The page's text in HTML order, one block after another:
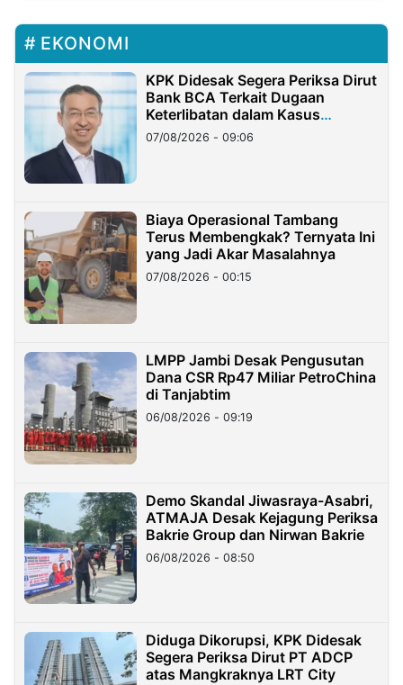
EKONOMI
KPK Didesak Segera Periksa Dirut
Bank BCA Terkait Dugaan
Keterlibatan dalam Kasus
Hilangnya Dana Nasabah Rp2,58
Miliar
07/08/2026 - 09:06
Biaya Operasional Tambang
Terus Membengkak? Ternyata Ini
yang Jadi Akar Masalahnya
07/08/2026 - 00:15
LMPP Jambi Desak Pengusutan
Dana CSR Rp47 Miliar PetroChina
di Tanjabtim
06/08/2026 - 09:19
Demo Skandal Jiwasraya-Asabri,
ATMAJA Desak Kejagung Periksa
Bakrie Group dan Nirwan Bakrie
06/08/2026 - 08:50
Diduga Dikorupsi, KPK Didesak
Segera Periksa Dirut PT ADCP
atas Mangkraknya LRT City